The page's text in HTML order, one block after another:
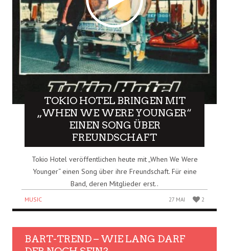
TOKIO HOTEL BRINGEN MIT
„WHEN WE WERE YOUNGER“
EINEN SONG ÜBER
FREUNDSCHAFT
Tokio Hotel veröffentlichen heute mit „When We Were
Younger“ einen Song über ihre Freundschaft. Für eine
Band, deren Mitglieder erst..
MUSIC 27 MAI 2
BART-TREND – WIE LANG DARF